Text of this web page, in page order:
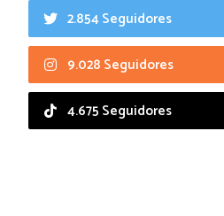
2.854 Seguidores
9.028 Seguidores
4.675 Seguidores